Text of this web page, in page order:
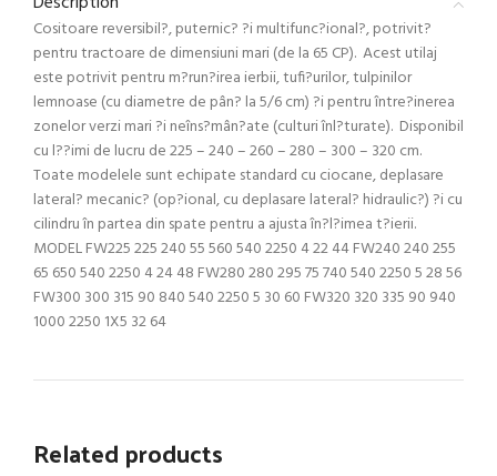
Cositoare reversibil?, puternic? ?i multifunc?ional?, potrivit?
pentru tractoare de dimensiuni mari (de la 65 CP). Acest utilaj
este potrivit pentru m?run?irea ierbii, tufi?urilor, tulpinilor
lemnoase (cu diametre de pân? la 5/6 cm) ?i pentru între?inerea
zonelor verzi mari ?i neîns?mân?ate (culturi înl?turate). Disponibil
cu l??imi de lucru de 225 – 240 – 260 – 280 – 300 – 320 cm.
Toate modelele sunt echipate standard cu ciocane, deplasare
lateral? mecanic? (op?ional, cu deplasare lateral? hidraulic?) ?i cu
cilindru în partea din spate pentru a ajusta în?l?imea t?ierii.
MODEL FW225 225 240 55 560 540 2250 4 22 44 FW240 240 255
65 650 540 2250 4 24 48 FW280 280 295 75 740 540 2250 5 28 56
FW300 300 315 90 840 540 2250 5 30 60 FW320 320 335 90 940
1000 2250 1X5 32 64
Related products